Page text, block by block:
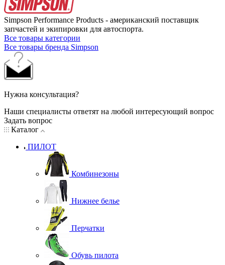
Simpson Performance Products - американский поставщик
запчастей и экипировки для автоспорта.
Все товары категории
Все товары бренда Simpson
Нужна консультация?
Наши специалисты ответят на любой интересующий вопрос
Задать вопрос
Каталог
ПИЛОТ
Комбинезоны
Нижнее белье
Перчатки
Обувь пилота